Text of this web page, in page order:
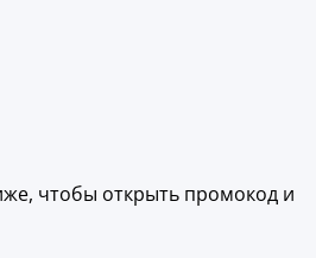
чтобы открыть промокод и